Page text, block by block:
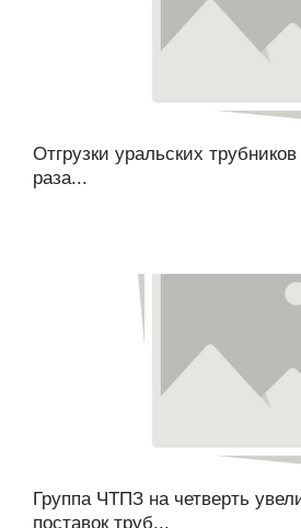
Отгрузки уральских
раза...
Группа ЧТПЗ на четверть
поставок труб...